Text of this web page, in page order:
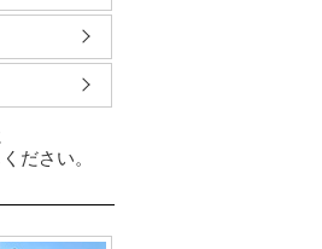
ださい。